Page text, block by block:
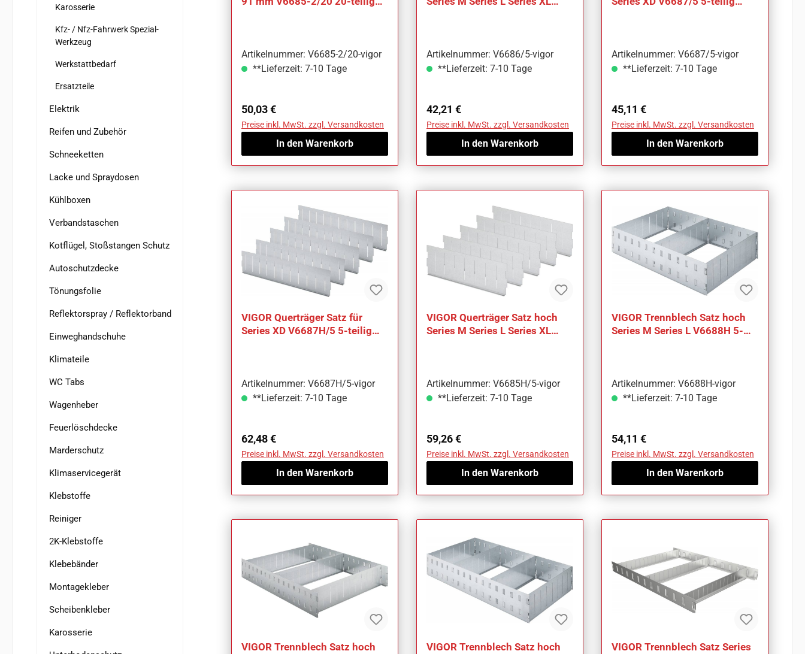
Karosserie
Kfz- / Nfz-Fahrwerk Spezial-
Werkzeug
Werkstattbedarf
Ersatzteile
Elektrik
Reifen und Zubehör
Schneeketten
Lacke und Spraydosen
Kühlboxen
Verbandstaschen
Kotflügel, Stoßstangen Schutz
Autoschutzdecke
Tönungsfolie
Reflektorspray / Reflektorband
Einweghandschuhe
Klimateile
WC Tabs
Wagenheber
Feuerlöschdecke
Marderschutz
Klimaservicegerät
Klebstoffe
Reiniger
2K-Klebstoffe
Klebebänder
Montagekleber
Scheibenkleber
Karosserie
Artikelnummer: V6685-2/20-vigor
**Lieferzeit: 7-10 Tage
Regulärer Preis:
50,03 €
Preise inkl. MwSt. zzgl. Versandkosten
In den Warenkorb
Artikelnummer: V6686/5-vigor
**Lieferzeit: 7-10 Tage
Regulärer Preis:
42,21 €
Preise inkl. MwSt. zzgl. Versandkosten
In den Warenkorb
Artikelnummer: V6687/5-vigor
**Lieferzeit: 7-10 Tage
Regulärer Preis:
45,11 €
Preise inkl. MwSt. zzgl. Versandkosten
In den Warenkorb
VIGOR Querträger Satz für
Series XD V6687H/5 5-teilig
Artikelnummer: V6687H/5-vigor
**Lieferzeit: 7-10 Tage
Regulärer Preis:
62,48 €
Preise inkl. MwSt. zzgl. Versandkosten
In den Warenkorb
VIGOR Querträger Satz hoch
Series M Series L Series XL
Artikelnummer: V6685H/5-vigor
**Lieferzeit: 7-10 Tage
Regulärer Preis:
59,26 €
Preise inkl. MwSt. zzgl. Versandkosten
In den Warenkorb
VIGOR Trennblech Satz hoch
Series M Series L V6688H 5-
Artikelnummer: V6688H-vigor
**Lieferzeit: 7-10 Tage
Regulärer Preis:
54,11 €
Preise inkl. MwSt. zzgl. Versandkosten
In den Warenkorb
VIGOR Trennblech Satz hoch
VIGOR Trennblech Satz hoch
VIGOR Trennblech Satz Series